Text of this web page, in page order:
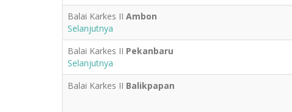
Balai Karkes II Ambon
Selanjutnya
Balai Karkes II Pekanbaru
Selanjutnya
Balai Karkes II Balikpapan